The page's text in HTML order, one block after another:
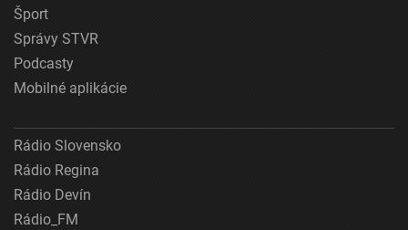
Šport
Správy STVR
Podcasty
Mobilné aplikácie
Rádio Slovensko
Rádio Regina
Rádio Devín
Rádio_FM